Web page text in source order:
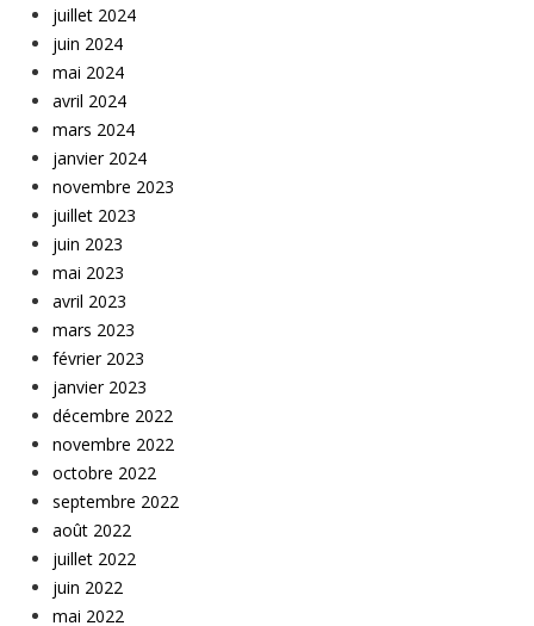
juillet 2024
juin 2024
mai 2024
avril 2024
mars 2024
janvier 2024
novembre 2023
juillet 2023
juin 2023
mai 2023
avril 2023
mars 2023
février 2023
janvier 2023
décembre 2022
novembre 2022
octobre 2022
septembre 2022
août 2022
juillet 2022
juin 2022
mai 2022